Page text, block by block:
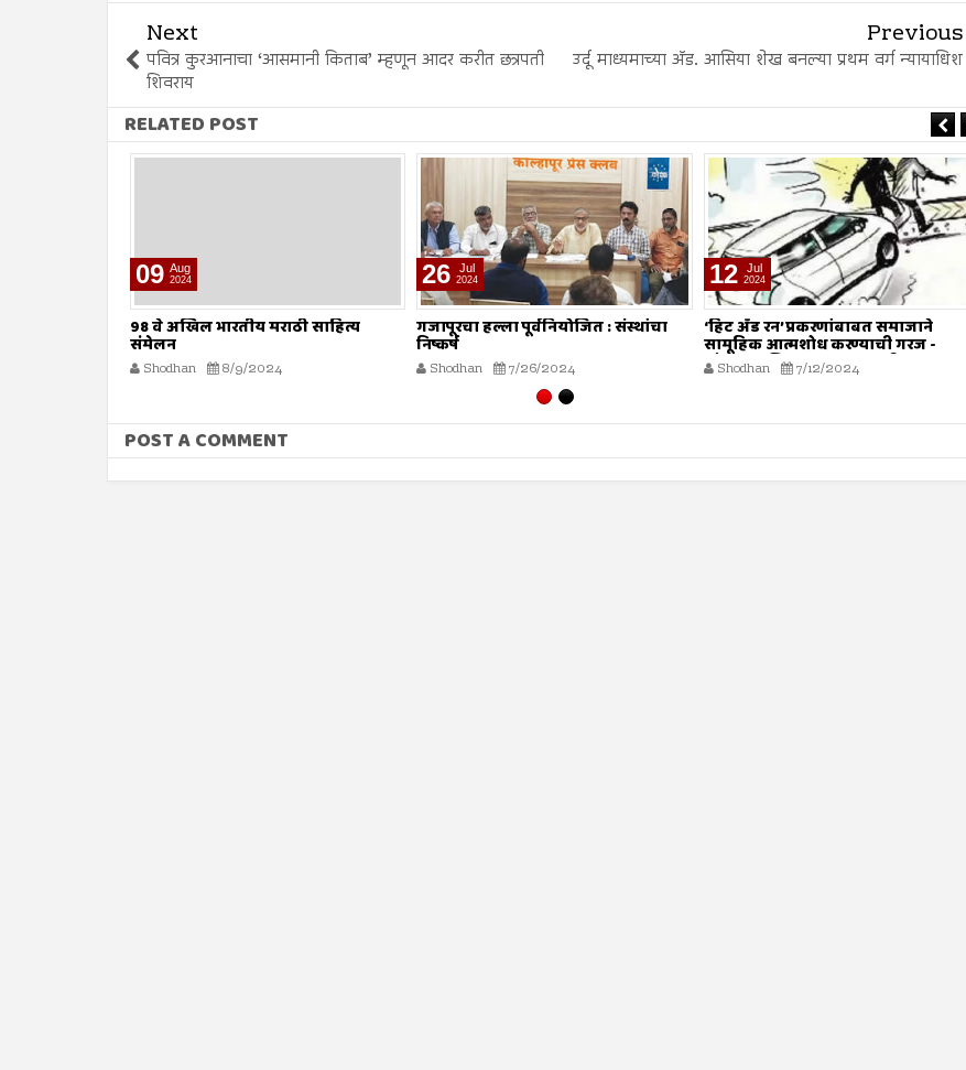
Next
पवित्र कुरआनाचा ‘आसमानी किताब’ म्हणून आदर करीत छत्रपती
शिवराय
Previous
उर्दू माध्यमाच्या अ‍ॅड. आसिया शेख बनल्या प्रथम वर्ग न्यायाधिश
RELATED POST
26 Jul
2024
गजापूरचा हल्ला पूर्वनियोजित : संस्थांचा
निष्कर्ष
Shodhan 7/26/2024
12 Jul
2024
‘हिट अँड रन’ प्रकरणांबाबत समाजाने
सामूहिक आत्मशोध करण्याची गरज -
मौलाना इलियास खान फलाही
Shodhan 7/12/2024
28 Jun
2024
मौलाना इलियास खान फलाही यांचे अंमली
पदार्थांच्या गैरवापराविरोधात सामूहिक
कारवाईचे आवाहन
Shodhan 6/28/2024
POST A COMMENT